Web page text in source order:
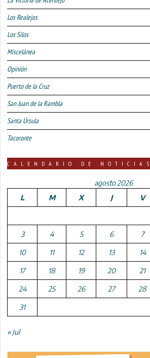
Los Realejos
Los Silos
Miscelánea
Opinión
Puerto de la Cruz
San Juan de la Rambla
Santa Úrsula
Tacoronte
CALENDARIO DE NOTICIAS
agosto 2026
L
M X J V
3 4 5 6 7
10 11 12 13 14
17 18 19 20 21
24 25 26 27 28
31
« Jul